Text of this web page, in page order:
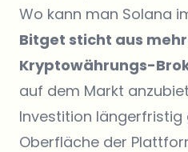
Wo kann man Solana
Bitget sticht aus
Kryptowährungs-
auf dem Markt
Investition
Oberfläche der